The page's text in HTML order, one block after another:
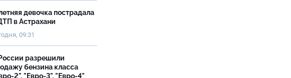
девочка пострадала
в Астрахани
09:31
разрешили
бензина класса
2", "Евро-3", "Евро-4"